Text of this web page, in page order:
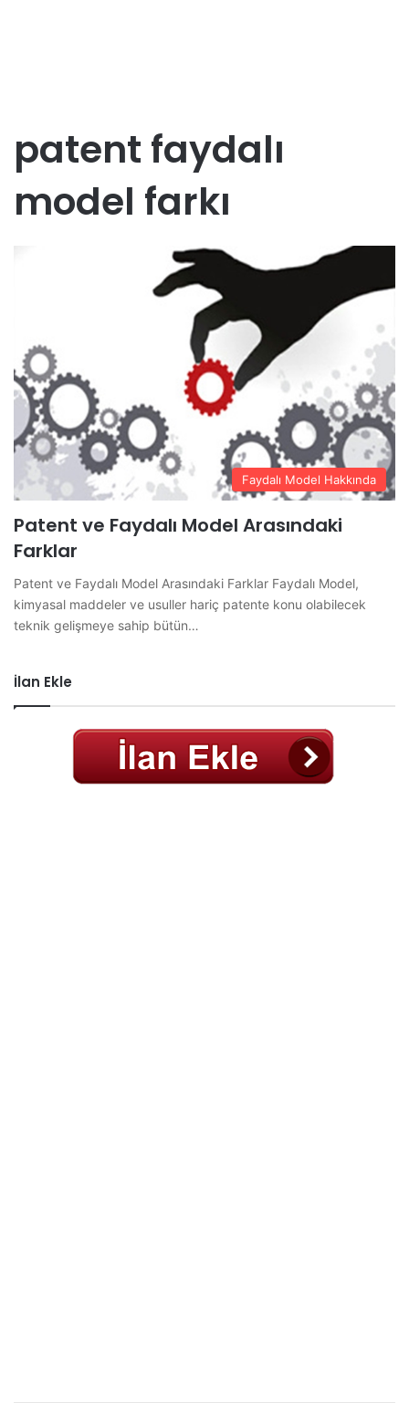
patent faydalı
model farkı
Faydalı Model Hakkında
Patent ve Faydalı Model Arasındaki
Farklar
Patent ve Faydalı Model Arasındaki Farklar Faydalı Model,
kimyasal maddeler ve usuller hariç patente konu olabilecek
teknik gelişmeye sahip bütün…
İlan Ekle